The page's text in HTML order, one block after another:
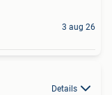
3 aug 26
Details